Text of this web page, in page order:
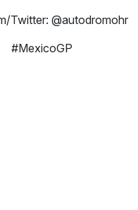
Twitter: @autodromohr
#MexicoGP